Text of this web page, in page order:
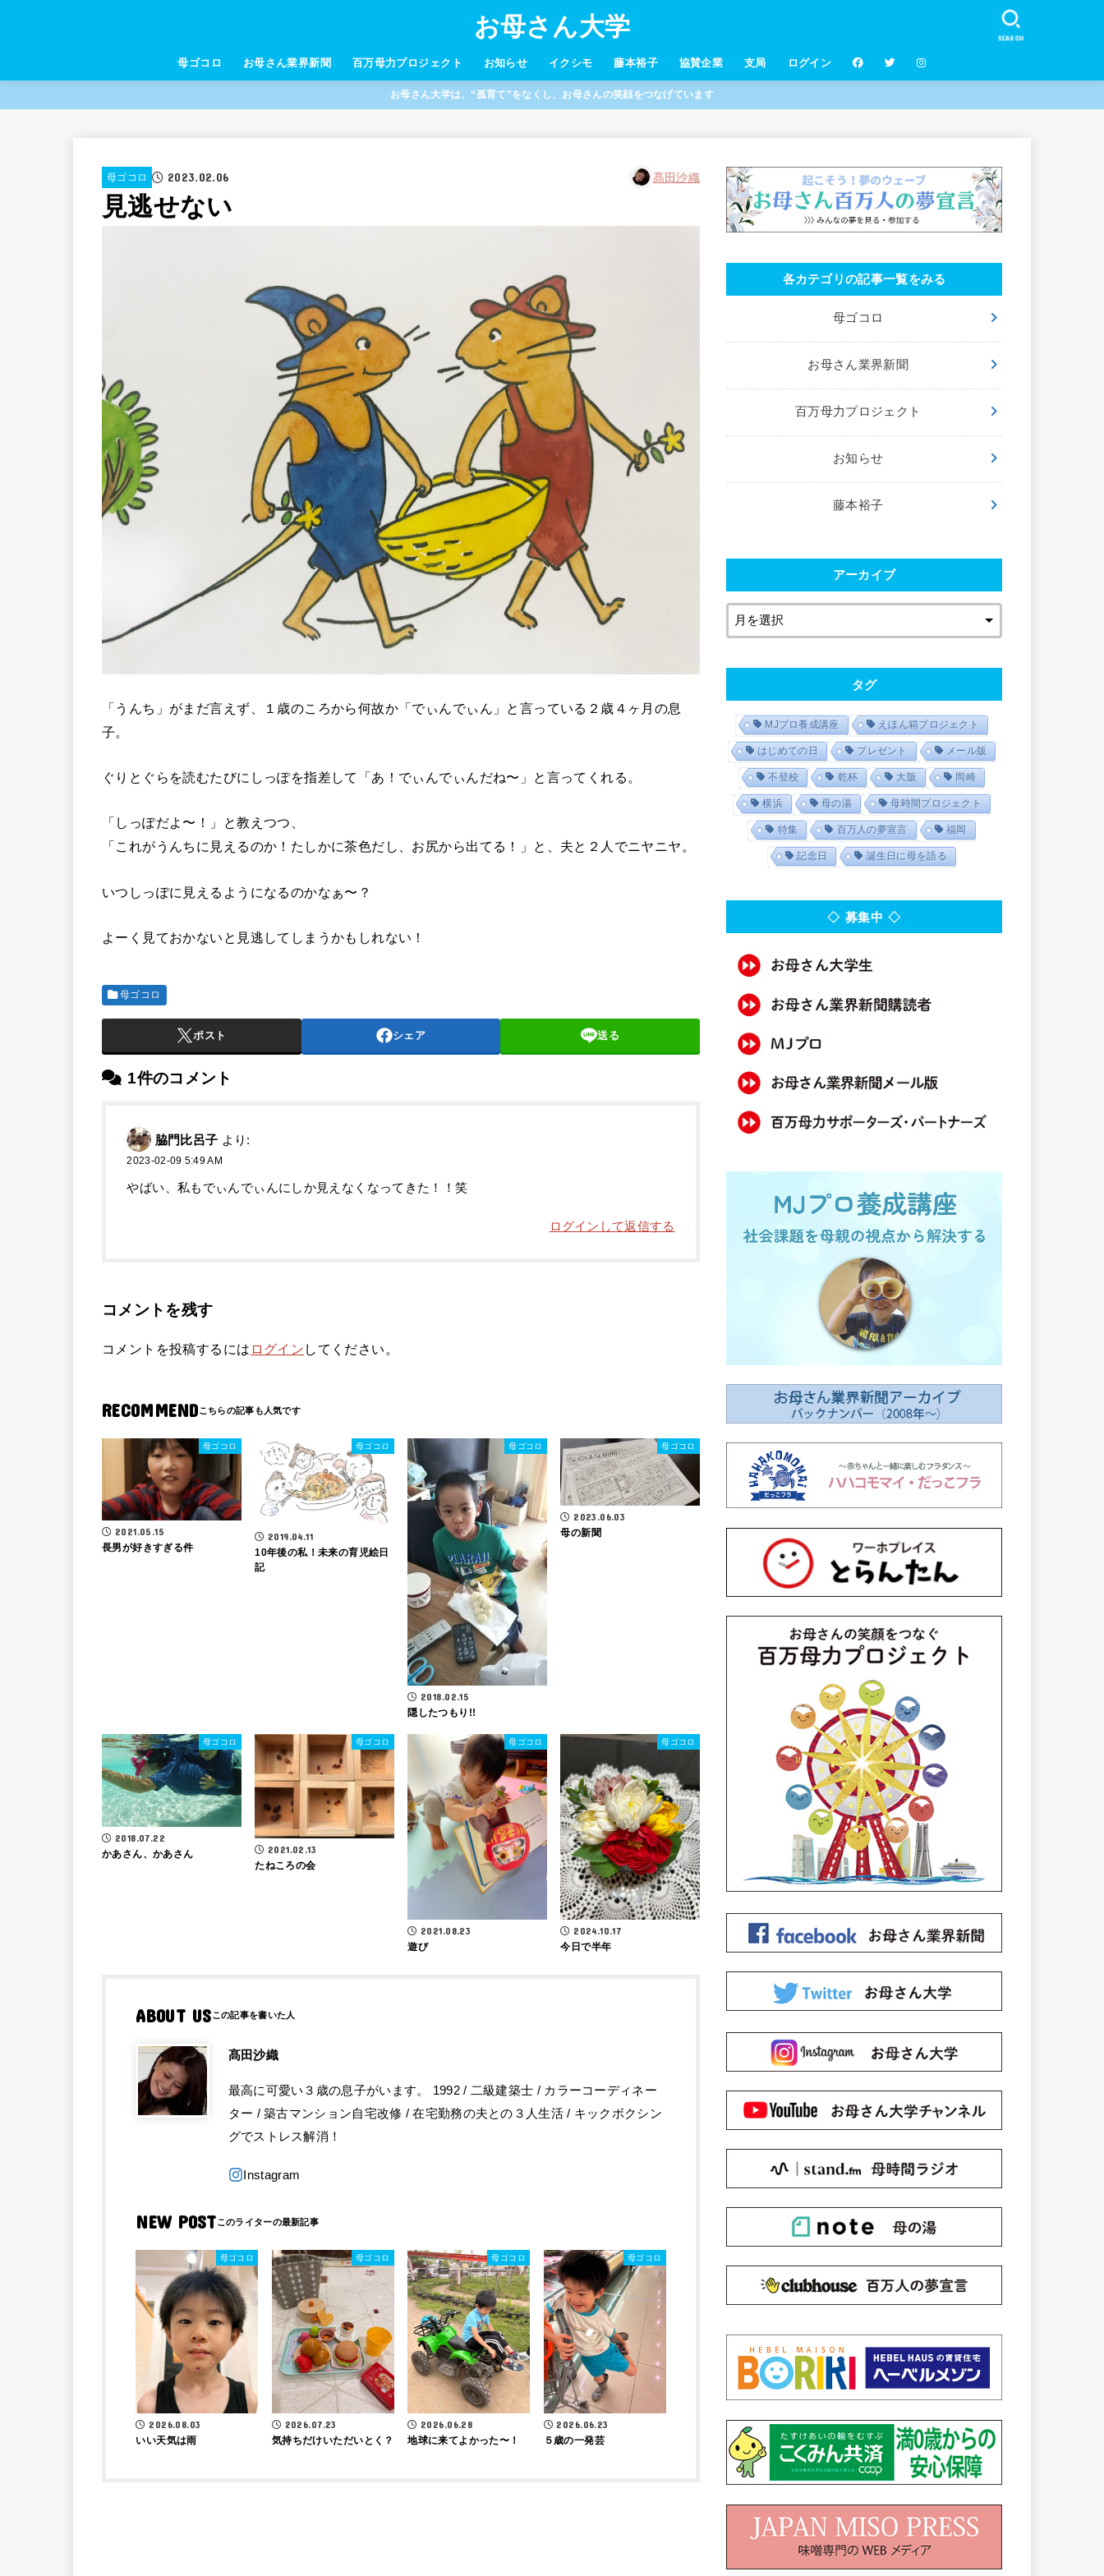
お母さん大学
母ゴコロ お母さん業界新聞 百万母力プロジェクト お知らせ イクシモ 藤本裕子 協賛企業 支局 ログイン
SEARCH
お母さん大学は、“孤育て”をなくし、お母さんの笑顔をつなげています
母ゴコロ 2023.02.06 髙田沙織
見逃せない
「うんち」がまだ言えず、１歳のころから何故か「でぃんでぃん」と言っている２歳４ヶ月の息
子。
ぐりとぐらを読むたびにしっぽを指差して「あ！でぃんでぃんだね〜」と言ってくれる。
「しっぽだよ〜！」と教えつつ、
「これがうんちに見えるのか！たしかに茶色だし、お尻から出てる！」と、夫と２人でニヤニヤ。
いつしっぽに見えるようになるのかなぁ〜？
よーく見ておかないと見逃してしまうかもしれない！
母ゴコロ
ポスト シェア 送る
1件のコメント
脇門比呂子 より:
2023-02-09 5:49 AM
やばい、私もでぃんでぃんにしか見えなくなってきた！！笑
ログインして返信する
コメントを残す
コメントを投稿するには ログイン してください。
RECOMMEND
母ゴコロ
2021.05.15
長男が好きすぎる件
母ゴコロ
2019.04.11
10年後の私！未来の育児絵日
記
母ゴコロ
2018.02.15
隠したつもり!!
母ゴコロ
2023.06.03
母の新聞
母ゴコロ
2018.07.22
かあさん、かあさん
母ゴコロ
2021.02.13
たねころの会
母ゴコロ
2021.08.23
遊び
母ゴコロ
2024.10.17
今日で半年
ABOUT US
髙田沙織
最高に可愛い３歳の息子がいます。 1992 / 二級建築士 / カラーコーディネー
ター / 築古マンション自宅改修 / 在宅勤務の夫との３人生活 / キックボクシン
グでストレス解消！
NEW POST
母ゴコロ
2026.08.03
いい天気は雨
母ゴコロ
2026.07.23
気持ちだけいただいとく？
母ゴコロ
2026.06.28
地球に来てよかった〜！
母ゴコロ
2026.06.23
５歳の一発芸
各カテゴリの記事一覧をみる
母ゴコロ
お母さん業界新聞
百万母力プロジェクト
お知らせ
藤本裕子
アーカイブ
タグ
MJプロ養成講座 えほん箱プロジェクト
はじめての日 プレゼント メール版
不登校 乾杯 大阪 岡崎
横浜 母の湯 母時間プロジェクト
特集 百万人の夢宣言 福岡
記念日 誕生日に母を語る
◇ 募集中 ◇